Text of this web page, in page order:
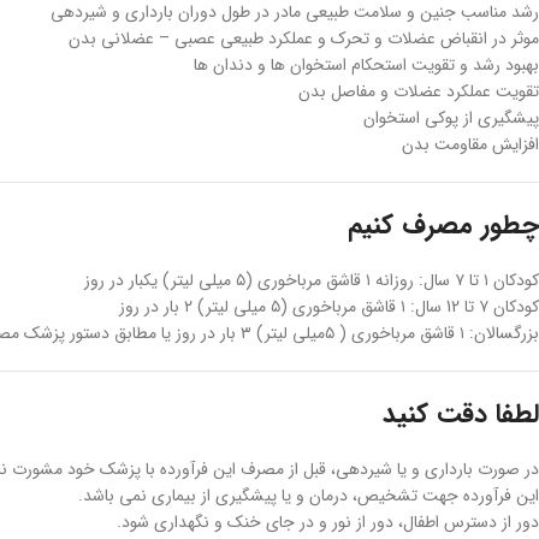
رشد مناسب جنین و سلامت طبیعی مادر در طول دوران بارداری و شیردهی
موثر در انقباض عضلات و تحرک و عملکرد طبیعی عصبی – عضلانی بدن
بهبود رشد و تقویت استحکام استخوان ها و دندان ها
تقویت عملکرد عضلات و مفاصل بدن
پیشگیری از پوکی استخوان
افزایش مقاومت بدن
چطور مصرف کنیم
کودکان ۱ تا ۷ سال: روزانه ۱ قاشق مرباخوری (۵ میلی لیتر) یکبار در روز
کودکان ۷ تا 12 سال: ۱ قاشق مرباخوری (۵ میلی لیتر) ۲ بار در روز
بزرگسالان: ۱ قاشق مرباخوری ( ۵میلی لیتر) ۳ بار در روز یا مطابق دستور پزشک مصرف شود.
لطفا دقت کنید
در صورت بارداری و یا شیردهی، قبل از مصرف این فرآورده با پزشک خود مشورت
این فرآورده جهت تشخیص، درمان و یا پیشگیری از بیماری نمی باشد.
دور از دسترس اطفال، دور از نور و در جای خنک و نگهداری شود.